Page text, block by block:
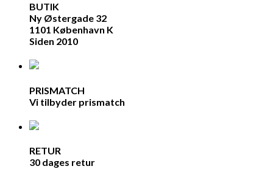
BUTIK
Ny Østergade 32
1101 København K
Siden 2010
PRISMATCH
Vi tilbyder prismatch
RETUR
30 dages retur